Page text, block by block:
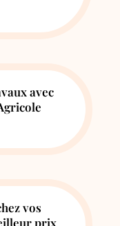
avec
vos
prix